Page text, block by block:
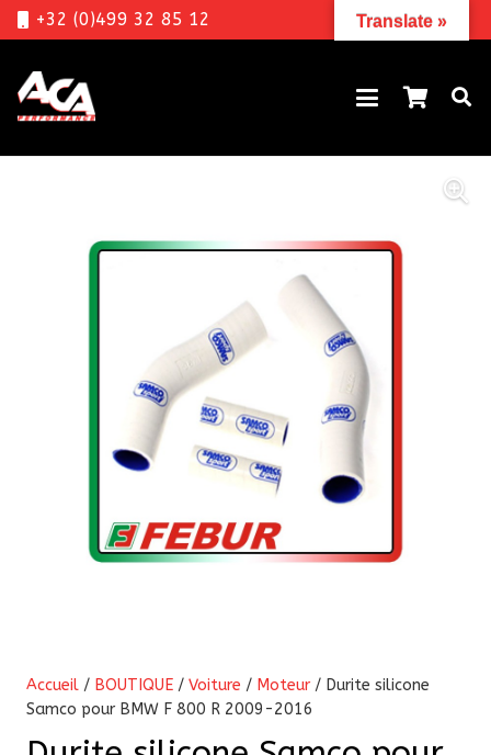
+32 (0)499 32 85 12
Accueil / BOUTIQUE / Voiture / Moteur / Durite silicone
Samco pour BMW F 800 R 2009-2016
Translate »